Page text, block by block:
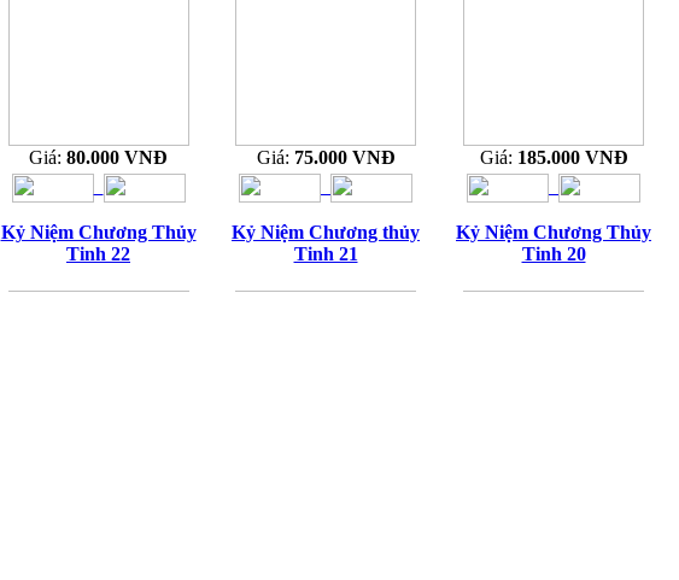
Giá: 80.000 VNĐ Giá: 75.000 VNĐ Giá: 185.000 VNĐ
Kỷ Niệm Chương Thủy
Tinh 22
Kỷ Niệm Chương thủy
Tinh 21
Kỷ Niệm Chương Thủy
Tinh 20